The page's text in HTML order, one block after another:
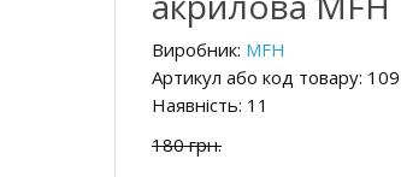
Виробник: MFH
Артикул або код товару:
Наявність: 11
180 грн.